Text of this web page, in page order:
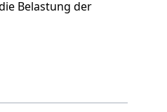
Belastung der